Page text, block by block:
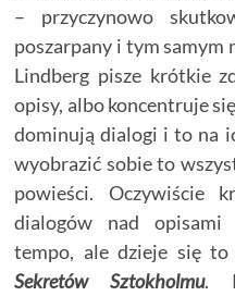
– przyczynowo
poszarpany i tym samym
Lindberg pisze krótkie
opisy, albo koncentruje
dominują dialogi i to na
wyobrazić sobie to
powieści. Oczywiście
dialogów nad opisami
tempo, ale dzieje się to
Sekretów Sztokholmu.